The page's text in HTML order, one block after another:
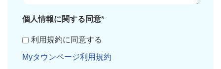
個人情報に関する同意*
利用規約に同意する
Myタウンページ利用規約